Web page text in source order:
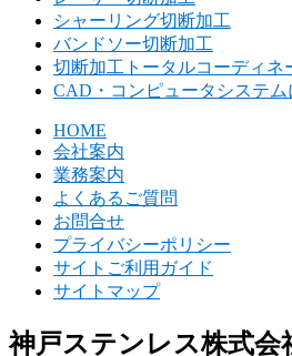
シャーリング切断加工
バンドソー切断加工
切断加工トータルコーディネ
CAD・コンピュータシステム
HOME
会社案内
業務案内
よくあるご質問
お問合せ
プライバシーポリシー
サイトご利用ガイド
サイトマップ
神戸ステンレス株式会